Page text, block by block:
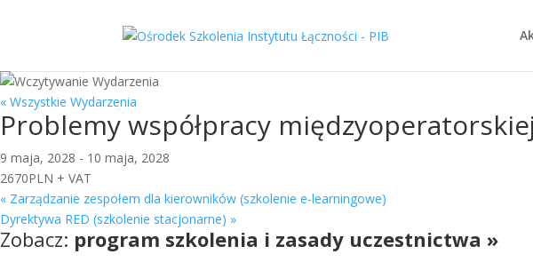
« Wszystkie Wydarzenia
Problemy współpracy
9 maja, 2028 - 10 maja, 2028
2670PLN + VAT
« Zarządzanie zespołem dla kierowników (szkolenie e-learningowe)
Dyrektywa RED (szkolenie stacjonarne) »
Zobacz: program szkolenia i zasady uczestnictwa »